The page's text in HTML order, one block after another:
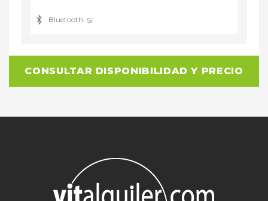
Bluetooth: Sí
CONSULTAR DISPONIBILIDAD Y PRECIO